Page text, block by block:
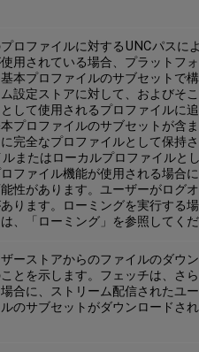
ロファイルに対するUNCパスに
用されている場合、プラットフ
本プロファイルのサブセットで
設定ストアに対して、およびそ
して使用されるプロファイルに
プロファイルのサブセットが含
完全なプロファイルとして保持
またはローカルプロファイルと
ファイル機能が使用される場合
性があります。ユーザーがログオ
ります。ローミングを実行する
、「ローミング」を参照してくだ
ーストアからのファイルのダウ
とを示します。フェッチは、さ
合に、ストリーム配信されたユ
のサブセットがダウンロードさ